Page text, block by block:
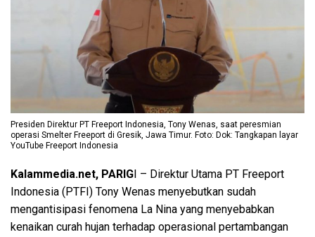
Presiden Direktur PT Freeport Indonesia, Tony Wenas, saat peresmian
operasi Smelter Freeport di Gresik, Jawa Timur. Foto: Dok: Tangkapan layar
YouTube Freeport Indonesia
Kalammedia.net, PARIG I – Direktur Utama PT Freeport
Indonesia (PTFI) Tony Wenas menyebutkan sudah
mengantisipasi fenomena La Nina yang menyebabkan
kenaikan curah hujan terhadap operasional pertambangan